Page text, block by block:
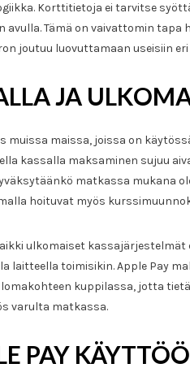
Korttitietoja ei tarvitse
Tämä on vaivattomin
joutuu luovuttamaan useisiin eri
JA
muissa maissa, joissa on
kassalla maksaminen sujuu
matkassa mukana
hoituvat myös
ulkomaiset kassajärjestelmät
laitteella toimisikin. Apple Pay
kuppilassa, jotta
varulta matkassa.
PAY